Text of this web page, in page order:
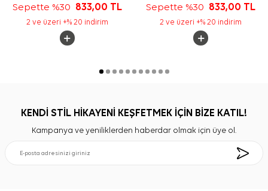
Sepette %30 833,00 TL
2 ve üzeri +% 20 indirim
Sepette %30 833,00 TL
2 ve üzeri +% 20 indirim
KENDİ STİL HİKAYENİ KEŞFETMEK İÇİN BİZE KATIL!
Kampanya ve yeniliklerden haberdar olmak için üye ol.